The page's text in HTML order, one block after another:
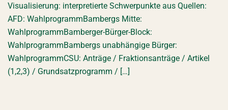
Visualisierung: interpretierte Schwerpunkte aus Quellen:
AFD: WahlprogrammBambergs Mitte:
WahlprogrammBamberger-Bürger-Block:
WahlprogrammBambergs unabhängige Bürger:
WahlprogrammCSU: Anträge / Fraktionsanträge / Artikel
(1,2,3) / Grundsatzprogramm / […]